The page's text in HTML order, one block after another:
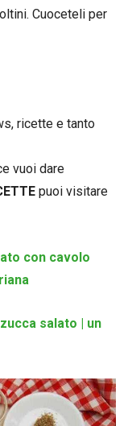
Cuoceteli per
ricette e tanto
vuoi dare
puoi visitare
con cavolo
salato | un